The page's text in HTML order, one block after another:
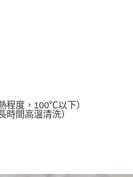
程度，100℃以下）
時間高溫清洗）